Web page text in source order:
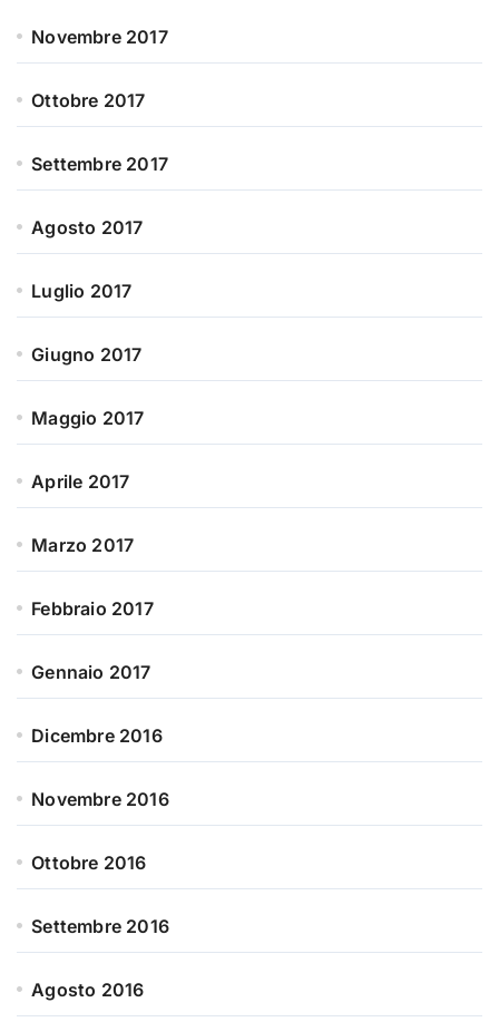
Novembre 2017
Ottobre 2017
Settembre 2017
Agosto 2017
Luglio 2017
Giugno 2017
Maggio 2017
Aprile 2017
Marzo 2017
Febbraio 2017
Gennaio 2017
Dicembre 2016
Novembre 2016
Ottobre 2016
Settembre 2016
Agosto 2016